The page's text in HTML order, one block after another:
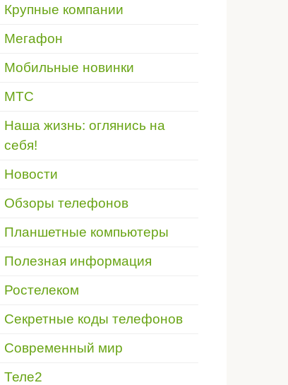
Крупные компании
Мегафон
Мобильные новинки
МТС
Наша жизнь: оглянись на
себя!
Новости
Обзоры телефонов
Планшетные компьютеры
Полезная информация
Ростелеком
Секретные коды телефонов
Современный мир
Теле2